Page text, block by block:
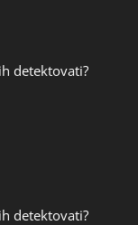
detektovati?
detektovati?